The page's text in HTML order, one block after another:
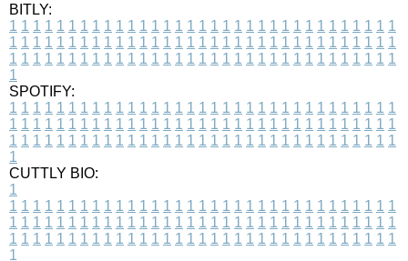
BITLY:
1 1 1 1 1 1 1 1 1 1 1 1 1 1 1 1 1 1 1 1 1 1 1 1 1 1 1 1 1 1 1 1 1
1 1 1 1 1 1 1 1 1 1 1 1 1 1 1 1 1 1 1 1 1 1 1 1 1 1 1 1 1 1 1 1 1
1 1 1 1 1 1 1 1 1 1 1 1 1 1 1 1 1 1 1 1 1 1 1 1 1 1 1 1 1 1 1 1 1
1
SPOTIFY:
1 1 1 1 1 1 1 1 1 1 1 1 1 1 1 1 1 1 1 1 1 1 1 1 1 1 1 1 1 1 1 1 1
1 1 1 1 1 1 1 1 1 1 1 1 1 1 1 1 1 1 1 1 1 1 1 1 1 1 1 1 1 1 1 1 1
1 1 1 1 1 1 1 1 1 1 1 1 1 1 1 1 1 1 1 1 1 1 1 1 1 1 1 1 1 1 1 1 1
1
CUTTLY BIO:
1
1 1 1 1 1 1 1 1 1 1 1 1 1 1 1 1 1 1 1 1 1 1 1 1 1 1 1 1 1 1 1 1 1
1 1 1 1 1 1 1 1 1 1 1 1 1 1 1 1 1 1 1 1 1 1 1 1 1 1 1 1 1 1 1 1 1
1 1 1 1 1 1 1 1 1 1 1 1 1 1 1 1 1 1 1 1 1 1 1 1 1 1 1 1 1 1 1 1 1
1